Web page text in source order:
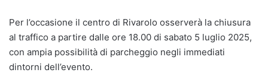
Per l’occasione il centro di Rivarolo osserverà la chiusura
al traffico a partire dalle ore 18.00 di sabato 5 luglio 2025,
con ampia possibilità di parcheggio negli immediati
dintorni dell’evento.